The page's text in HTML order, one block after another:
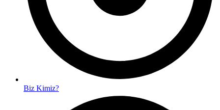
Biz Kimiz?